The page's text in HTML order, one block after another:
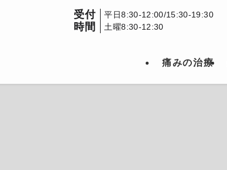
受付
時間
平日8:30-12:00/15:30-19:30
土曜8:30-12:30
痛みの治療